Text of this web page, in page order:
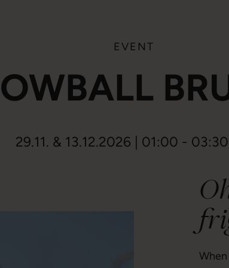
EVENT
29.11. & 13.12.2026 | 01:00 -